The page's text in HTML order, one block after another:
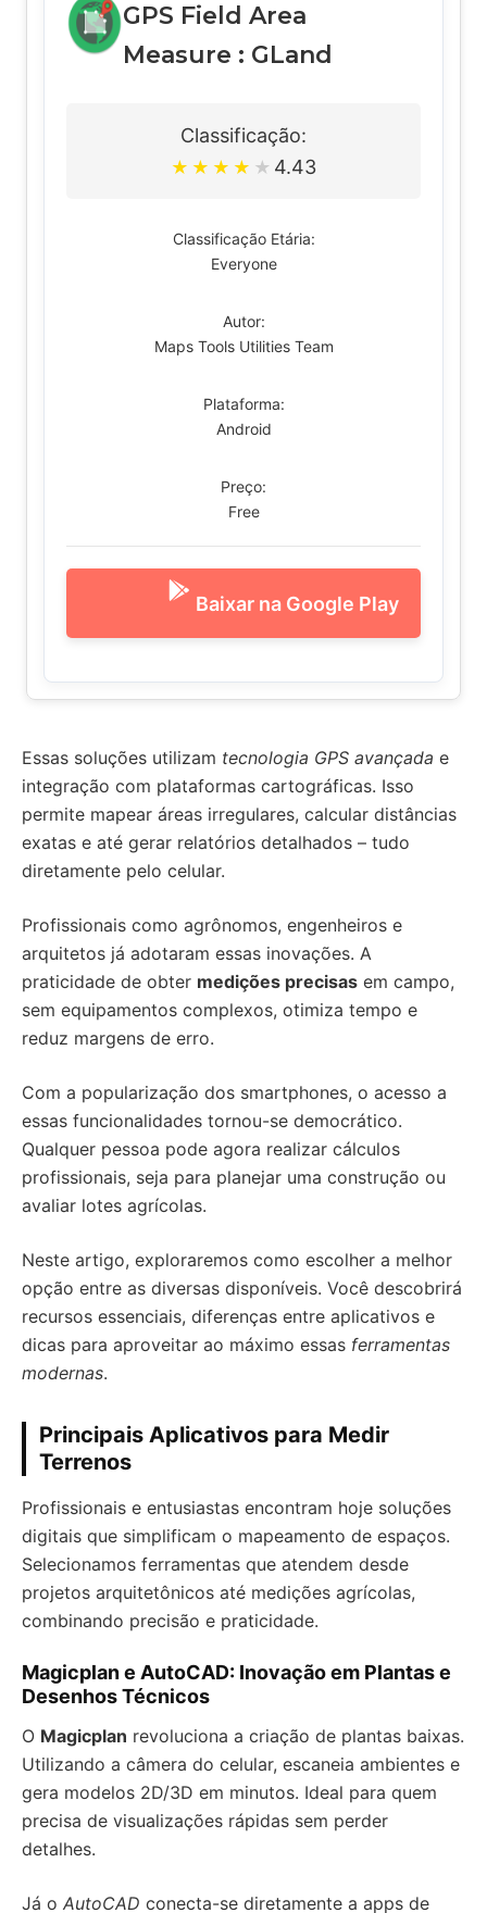
GPS Field Area
Measure : GLand
Classificação:
★ ★ ★ ★ ★ 4.43
Classificação Etária:
Everyone
Autor:
Maps Tools Utilities Team
Plataforma:
Android
Preço:
Free
Baixar na Google Play
Essas soluções utilizam tecnologia GPS avançada e
integração com plataformas cartográficas. Isso
permite mapear áreas irregulares, calcular distâncias
exatas e até gerar relatórios detalhados – tudo
diretamente pelo celular.
Profissionais como agrônomos, engenheiros e
arquitetos já adotaram essas inovações. A
praticidade de obter medições precisas em campo,
sem equipamentos complexos, otimiza tempo e
reduz margens de erro.
Com a popularização dos smartphones, o acesso a
essas funcionalidades tornou-se democrático.
Qualquer pessoa pode agora realizar cálculos
profissionais, seja para planejar uma construção ou
avaliar lotes agrícolas.
Neste artigo, exploraremos como escolher a melhor
opção entre as diversas disponíveis. Você descobrirá
recursos essenciais, diferenças entre aplicativos e
dicas para aproveitar ao máximo essas ferramentas
modernas.
Principais Aplicativos para Medir
Terrenos
Profissionais e entusiastas encontram hoje soluções
digitais que simplificam o mapeamento de espaços.
Selecionamos ferramentas que atendem desde
projetos arquitetônicos até medições agrícolas,
combinando precisão e praticidade.
Magicplan e AutoCAD: Inovação em Plantas e
Desenhos Técnicos
O Magicplan revoluciona a criação de plantas baixas.
Utilizando a câmera do celular, escaneia ambientes e
gera modelos 2D/3D em minutos. Ideal para quem
precisa de visualizações rápidas sem perder
detalhes.
Já o AutoCAD conecta-se diretamente a apps de